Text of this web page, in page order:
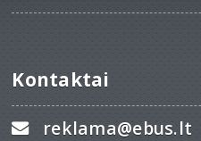
Kontaktai
reklama@ebus.lt